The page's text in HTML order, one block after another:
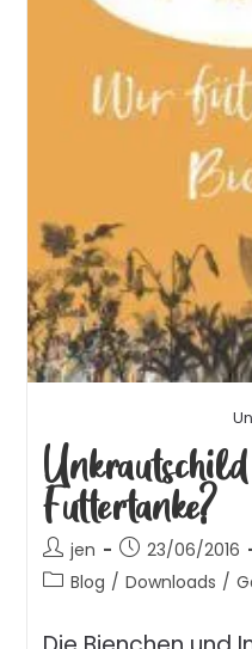
Futtertanke?
jen
23/06/2016
Blog / Downloads /